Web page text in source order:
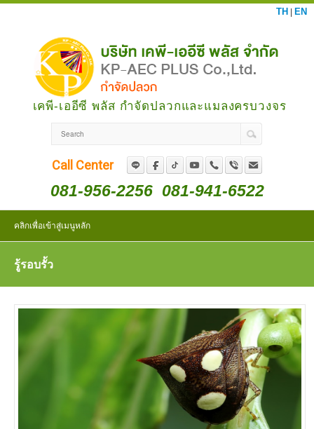
TH EN
เคพี-เออีซี พลัส กำจัดปลวกและแมลงครบวงจร
Call Center
081-956-2256 081-941-6522
คลิกเพื่อเข้าสู่เมนูหลัก
รู้รอบรั้ว